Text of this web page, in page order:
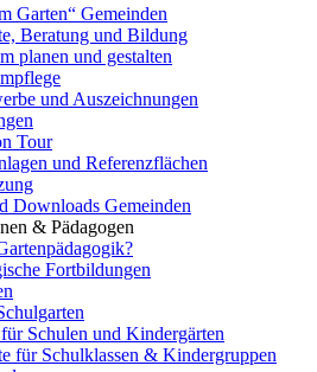
Garten“ Gemeinden
Beratung und Bildung
planen und gestalten
und Auszeichnungen
Tour
und Referenzflächen
Downloads Gemeinden
& Pädagogen
Fortbildungen
Schulen und Kindergärten
für Schulklassen & Kindergruppen